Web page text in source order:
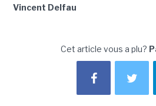
Vincent Delfau
Cet article vous a plu?